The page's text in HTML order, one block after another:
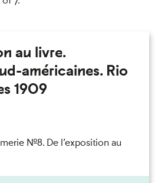
au livre.
américaines. Rio
1909
n°8. De l’exposition au